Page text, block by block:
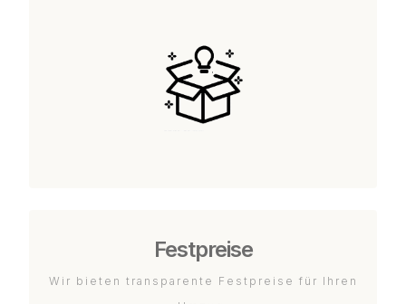
Festpreise
Wir bieten transparente Festpreise für Ihren